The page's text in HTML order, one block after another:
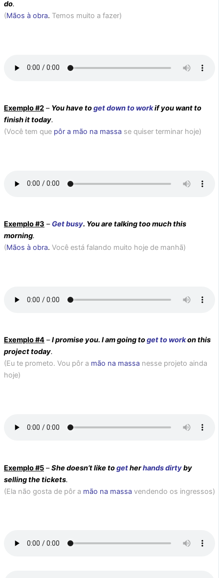
do.
(Mãos à obra. Temos muito a fazer)
Exemplo #2 – You have toget down to workif you want to
finish it today.
(Você tem que pôr a mão na massa se quiser terminar hoje)
Exemplo #3 – Get busy. You are talking too much this
morning.
(Mãos à obra. Você está falando muito hoje de manhã)
Exemplo #4 –I promise you. I am going toget to workon this
project today.
(Eu te prometo. Vou pôr a mão na massa nesse projeto ainda
hoje)
Exemplo #5 –She doesn’t like togetherhands dirtyby
selling the tickets.
(Ela não gosta de pôr a mão na massa vendendo os ingressos)